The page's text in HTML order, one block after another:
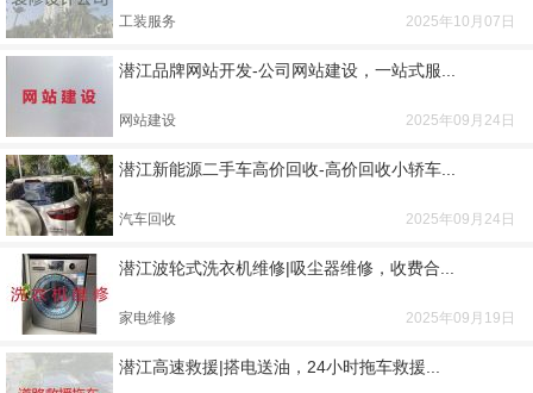
工装服务 2025年10月07日
潜江品牌网站开发-公司网站建设，一站式服...
网站建设 2025年09月24日
潜江新能源二手车高价回收-高价回收小轿车...
汽车回收 2025年09月24日
潜江波轮式洗衣机维修|吸尘器维修，收费合...
家电维修 2025年09月19日
潜江高速救援|搭电送油，24小时拖车救援...